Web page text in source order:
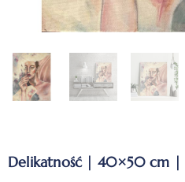
Delikatność | 40×50 cm |